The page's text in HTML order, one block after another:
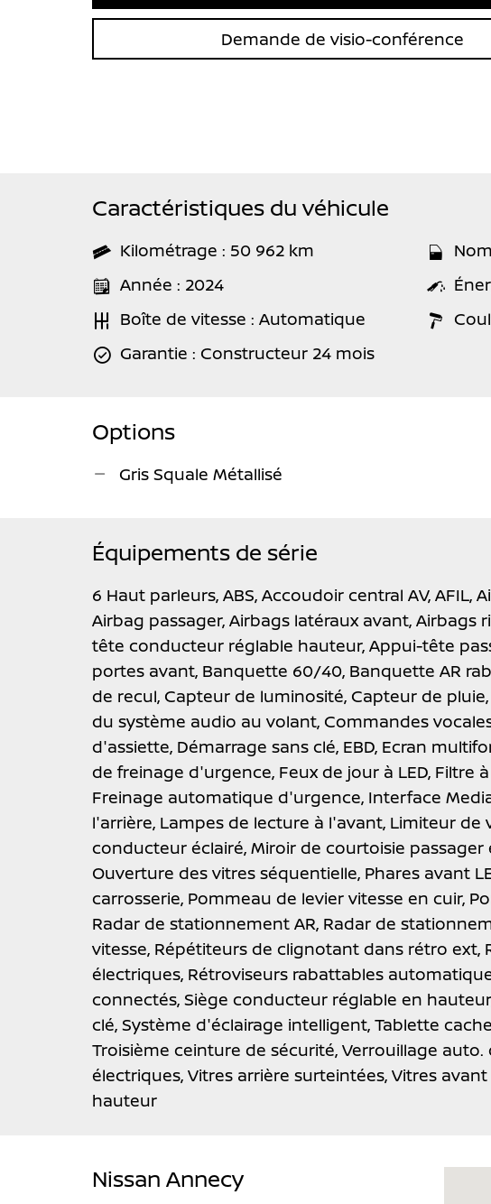
Demande de visio-conférence
Caractéristiques du véhicule
Kilométrage : 50 962 km
Année : 2024
Boîte de vitesse : Automatique
Garantie : Constructeur 24 mois
Options
Gris Squale Métallisé
Équipements de série
6 Haut parleurs, ABS, Accoudoir central AV, AFIL,
Airbag passager, Airbags latéraux avant, Airbags
tête conducteur réglable hauteur, Appui-tête
portes avant, Banquette 60/40, Banquette AR
de recul, Capteur de luminosité, Capteur de pluie,
du système audio au volant, Commandes
d'assiette, Démarrage sans clé, EBD, Ecran
de freinage d'urgence, Feux de jour à LED, Filtre
Freinage automatique d'urgence, Interface
l'arrière, Lampes de lecture à l'avant, Limiteur de
conducteur éclairé, Miroir de courtoisie passager
Ouverture des vitres séquentielle, Phares avant
carrosserie, Pommeau de levier vitesse en cuir,
Radar de stationnement AR, Radar de
vitesse, Répétiteurs de clignotant dans rétro ext,
électriques, Rétroviseurs rabattables
connectés, Siège conducteur réglable en
clé, Système d'éclairage intelligent, Tablette
Troisième ceinture de sécurité, Verrouillage
électriques, Vitres arrière surteintées, Vitres
hauteur
Nissan Annecy